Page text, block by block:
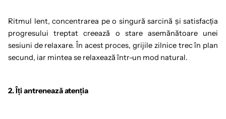
Ritmul lent, concentrarea pe o singură sarcină și satisfacția
progresului treptat creează o stare asemănătoare unei
sesiuni de relaxare. În acest proces, grijile zilnice trec în plan
secund, iar mintea se relaxează într-un mod natural.
2. Îți antrenează atenția